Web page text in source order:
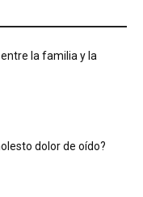
la familia y la
dolor de oído?